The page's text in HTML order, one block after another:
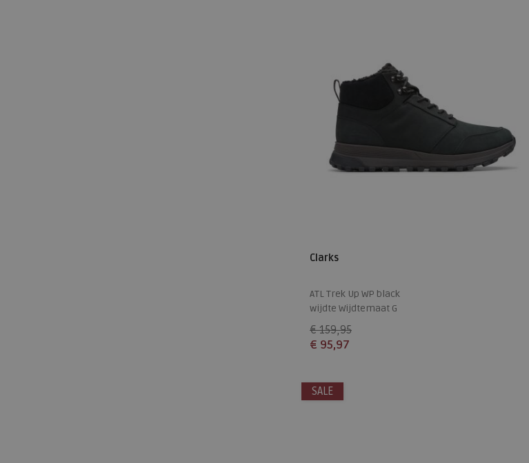
Clarks
ATL Trek Up WP black
wijdte Wijdtemaat G
€ 159,95
€ 95,97
8
SALE